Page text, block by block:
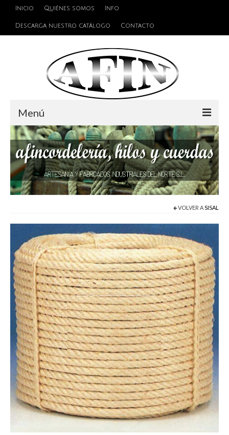
Inicio Quiénes somos Info
Descarga nuestro catálogo Contacto
Menú
Cuerdas
Hilos
Alambres y Cables
Accesorios de unión
Pegamento
VOLVER ASISAL